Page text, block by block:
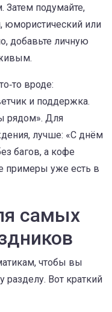
Затем подумайте,
юмористический или
добавьте личную
живым.
вроде:
и поддержка.
рядом». Для
лучше: «С днём
багов, а кофе
примеры уже есть в
самых
чтобы вы
Вот краткий